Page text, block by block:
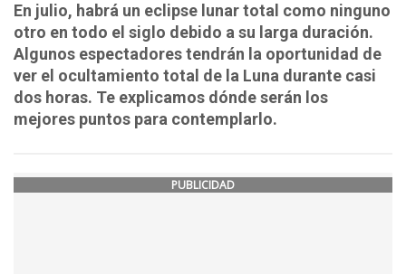
En julio, habrá un eclipse lunar total como ninguno
otro en todo el siglo debido a su larga duración.
Algunos espectadores tendrán la oportunidad de
ver el ocultamiento total de la Luna durante casi
dos horas. Te explicamos dónde serán los
mejores puntos para contemplarlo.
PUBLICIDAD